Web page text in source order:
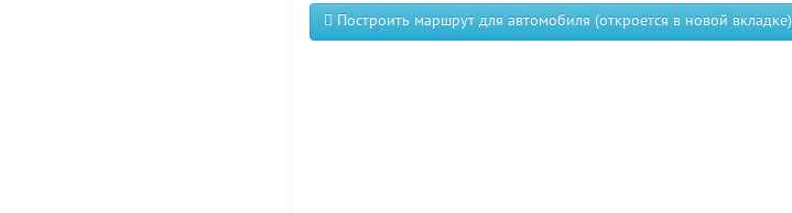
Построить маршрут для автомобиля (откроется в новой вкладке)